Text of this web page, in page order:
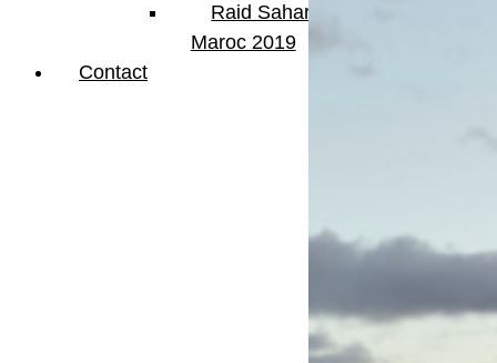
Raid Sahara Tour
Maroc 2019
Contact